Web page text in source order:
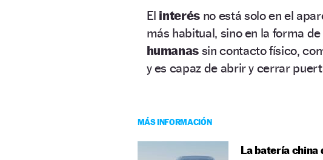
El interés no está solo en el
más habitual, sino en la forma
humanas sin contacto físico,
y es capaz de abrir y cerrar
MÁS INFORMACIÓN
La batería china